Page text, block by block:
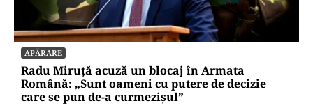
APĂRARE
Radu Miruță acuză un blocaj în Armata
Română: „Sunt oameni cu putere de decizie
care se pun de-a curmezișul”